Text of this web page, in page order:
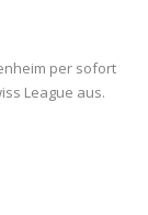
per sofort
League aus.